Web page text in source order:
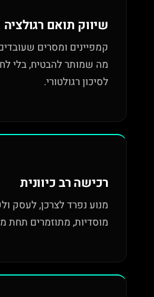
שיווק תואם רגולציה
קמפיינים ומסרים
מה שמותר להבטיח, בלי
לסיכון רגולטורי.
רכישה רב כיוונית
מנוע נפרד לצרכן, לעסק
מוסדיות, מתוזמרים תחת